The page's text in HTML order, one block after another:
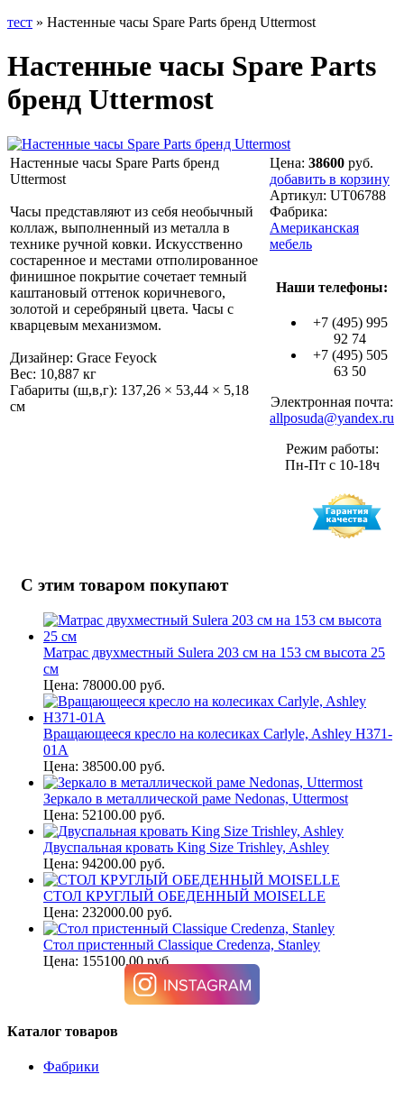
тест » Настенные часы Spare Parts бренд Uttermost
Настенные часы Spare Parts
бренд Uttermost
Настенные часы Spare Parts бренд
Uttermost
Часы представляют из себя необычный
коллаж, выполненный из металла в
технике ручной ковки. Искусственно
состаренное и местами отполированное
финишное покрытие сочетает темный
каштановый оттенок коричневого,
золотой и серебряный цвета. Часы с
кварцевым механизмом.
Дизайнер: Grace Feyock
Вес: 10,887 кг
Габариты (ш,в,г): 137,26 × 53,44 × 5,18
см
Цена: 38600 руб.
добавить в корзину
Артикул: UT06788
Фабрика:
Американская
мебель
Наши телефоны:
+7 (495) 995
92 74
+7 (495) 505
63 50
Электронная почта:
allposuda@yandex.ru
Режим работы:
Пн-Пт с 10-18ч
С этим товаром покупают
Матрас двухместный Sulera 203 см на 153 см высота 25
см
Цена: 78000.00 руб.
Вращающееся кресло на колесиках Carlyle, Ashley H371-
01A
Цена: 38500.00 руб.
Зеркало в металлической раме Nedonas, Uttermost
Цена: 52100.00 руб.
Двуспальная кровать King Size Trishley, Ashley
Цена: 94200.00 руб.
СТОЛ КРУГЛЫЙ ОБЕДЕННЫЙ MOISELLE
Цена: 232000.00 руб.
Стол пристенный Classique Credenza, Stanley
Цена: 155100.00 руб.
Каталог товаров
Фабрики